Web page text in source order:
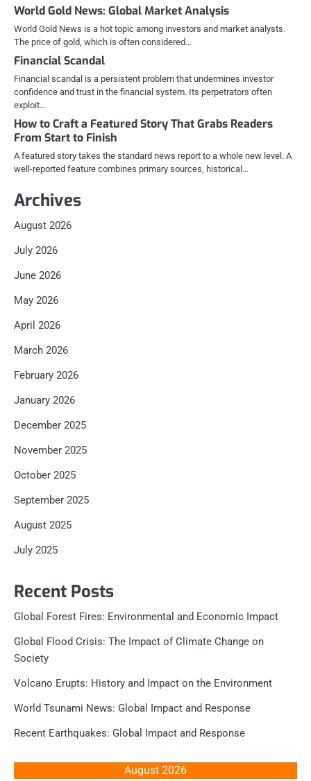
World Gold News: Global Market Analysis
World Gold News is a hot topic among investors and market analysts.
The price of gold, which is often considered…
Financial Scandal
Financial scandal is a persistent problem that undermines investor
confidence and trust in the financial system. Its perpetrators often
exploit…
How to Craft a Featured Story That Grabs Readers
From Start to Finish
A featured story takes the standard news report to a whole new level. A
well-reported feature combines primary sources, historical…
Archives
August 2026
July 2026
June 2026
May 2026
April 2026
March 2026
February 2026
January 2026
December 2025
November 2025
October 2025
September 2025
August 2025
July 2025
Recent Posts
Global Forest Fires: Environmental and Economic Impact
Global Flood Crisis: The Impact of Climate Change on
Society
Volcano Erupts: History and Impact on the Environment
World Tsunami News: Global Impact and Response
Recent Earthquakes: Global Impact and Response
August 2026